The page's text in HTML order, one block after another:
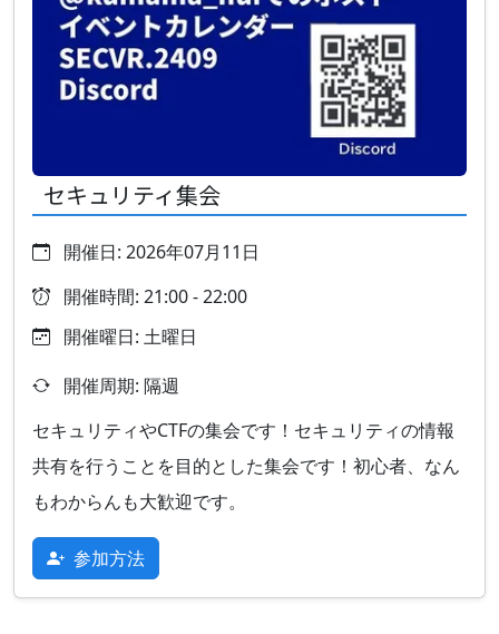
セキュリティ集会
開催日: 2026年07月11日
開催時間: 21:00 - 22:00
開催曜日: 土曜日
開催周期: 隔週
セキュリティやCTFの集会です！セキュリティの情報
共有を行うことを目的とした集会です！初心者、なん
もわからんも大歓迎です。
参加方法